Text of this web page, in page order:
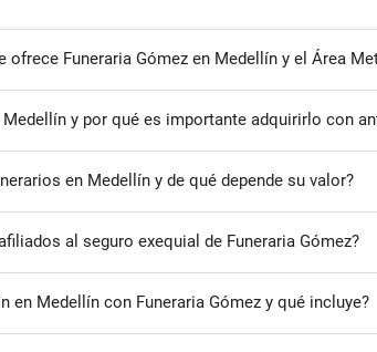
Funeraria Gómez en Medellín y el Área
y por qué es importante adquirirlo con
en Medellín y de qué depende su valor?
al seguro exequial de Funeraria Gómez?
Medellín con Funeraria Gómez y qué incluye?